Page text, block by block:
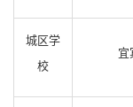
城区学
校
宜